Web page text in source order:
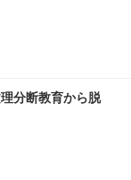
分断教育から脱